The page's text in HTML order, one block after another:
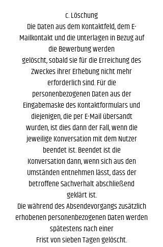
c. Löschung
Die Daten aus dem Kontaktfeld, dem E-
Mailkontakt und die Unterlagen in Bezug auf
die Bewerbung werden
gelöscht, sobald sie für die Erreichung des
Zweckes ihrer Erhebung nicht mehr
erforderlich sind. Für die
personenbezogenen Daten aus der
Eingabemaske des Kontaktformulars und
diejenigen, die per E-Mail übersandt
wurden, ist dies dann der Fall, wenn die
jeweilige Konversation mit dem Nutzer
beendet ist. Beendet ist die
Konversation dann, wenn sich aus den
Umständen entnehmen lässt, dass der
betroffene Sachverhalt abschließend
geklärt ist.
Die während des Absendevorgangs zusätzlich
erhobenen personenbezogenen Daten werden
spätestens nach einer
Frist von sieben Tagen gelöscht.